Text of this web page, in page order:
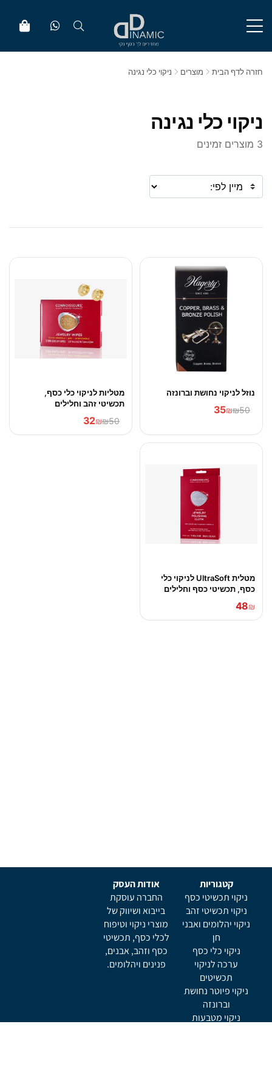
חזרה לדף הבית מוצרים ניקוי כלי נגינה
ניקוי כלי נגינה
3 מוצרים זמינים
נוזל לניקוי נחושת וברונזה
₪50
₪
35
מטליות לניקוי כלי כסף,
תכשיטי זהב וחלילים
₪50
₪
32
מטלית UltraSoft לניקוי כלי
כסף, תכשיטי כסף וחלילים
₪
48
קטגוריות
ניקוי תכשיטי כסף
ניקוי תכשיטי זהב
ניקוי יהלומים ואבני
חן
ניקוי כלי כסף
ערכה לניקוי
תכשיטים
ניקוי פיוטר נחושת
וברונזה
ניקוי מטבעות
אודות העסק
החברה עוסקת
בייבוא ושיווק של
מוצרי ניקוי וטיפוח
לכלי כסף, תכשיטי
כסף וזהב, אבנים,
פנינים ויהלומים.